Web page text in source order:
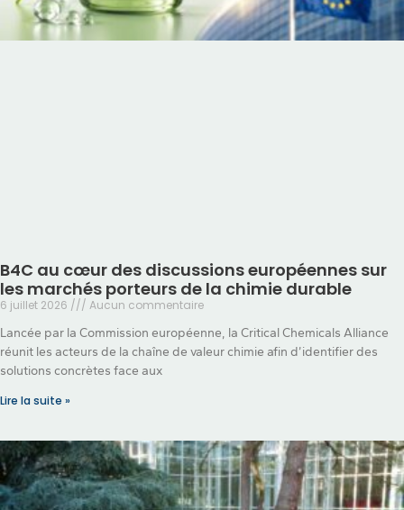
B4C au cœur des discussions européennes sur
les marchés porteurs de la chimie durable
6 juillet 2026
Aucun commentaire
Lancée par la Commission européenne, la Critical Chemicals Alliance
réunit les acteurs de la chaîne de valeur chimie afin d’identifier des
solutions concrètes face aux
Lire la suite »